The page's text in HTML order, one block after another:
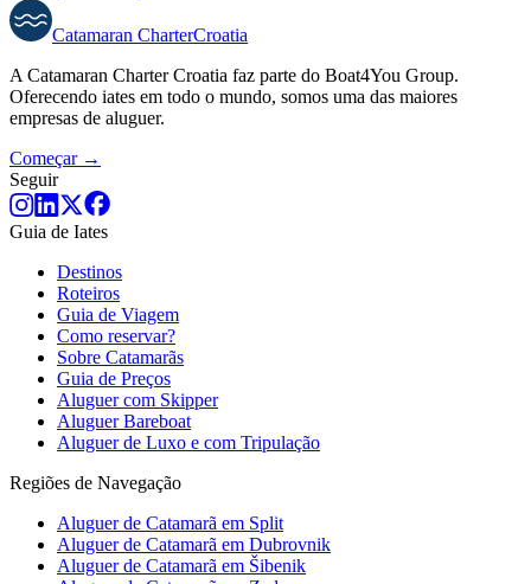
Catamaran CharterCroatia
A Catamaran Charter Croatia faz parte do Boat4You Group.
Oferecendo iates em todo o mundo, somos uma das maiores
empresas de aluguer.
Começar →
Seguir
Guia de Iates
Destinos
Roteiros
Guia de Viagem
Como reservar?
Sobre Catamarãs
Guia de Preços
Aluguer com Skipper
Aluguer Bareboat
Aluguer de Luxo e com Tripulação
Regiões de Navegação
Aluguer de Catamarã em Split
Aluguer de Catamarã em Dubrovnik
Aluguer de Catamarã em Šibenik